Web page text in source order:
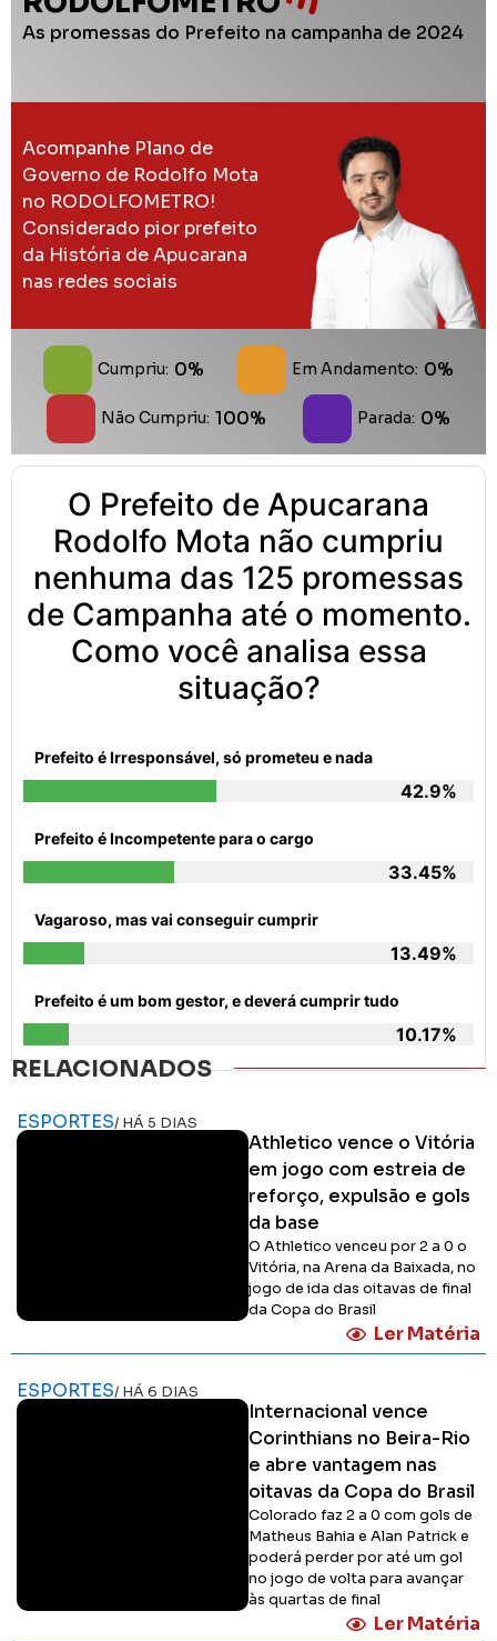
As promessas do Prefeito na campanha de 2024
Acompanhe Plano de
Governo de Rodolfo Mota
no RODOLFOMETRO!
Considerado pior prefeito
da História de Apucarana
nas redes sociais
Cumpriu: 0% Em Andamento: 0%
Não Cumpriu: 100% Parada: 0%
O Prefeito de Apucarana
Rodolfo Mota não cumpriu
nenhuma das 125 promessas
de Campanha até o momento.
Como você analisa essa
situação?
Prefeito é Irresponsável, só prometeu e nada
42.9%
Prefeito é Incompetente para o cargo
33.45%
Vagaroso, mas vai conseguir cumprir
13.49%
Prefeito é um bom gestor, e deverá cumprir tudo
10.17%
RELACIONADOS
ESPORTES/ HÁ 5 DIAS
Athletico vence o Vitória
em jogo com estreia de
reforço, expulsão e gols
da base
O Athletico venceu por 2 a 0 o
Vitória, na Arena da Baixada, no
jogo de ida das oitavas de final
da Copa do Brasil
Ler Matéria
ESPORTES/ HÁ 6 DIAS
Internacional vence
Corinthians no Beira-Rio
e abre vantagem nas
oitavas da Copa do Brasil
Colorado faz 2 a 0 com gols de
Matheus Bahia e Alan Patrick e
poderá perder por até um gol
no jogo de volta para avançar
às quartas de final
Ler Matéria